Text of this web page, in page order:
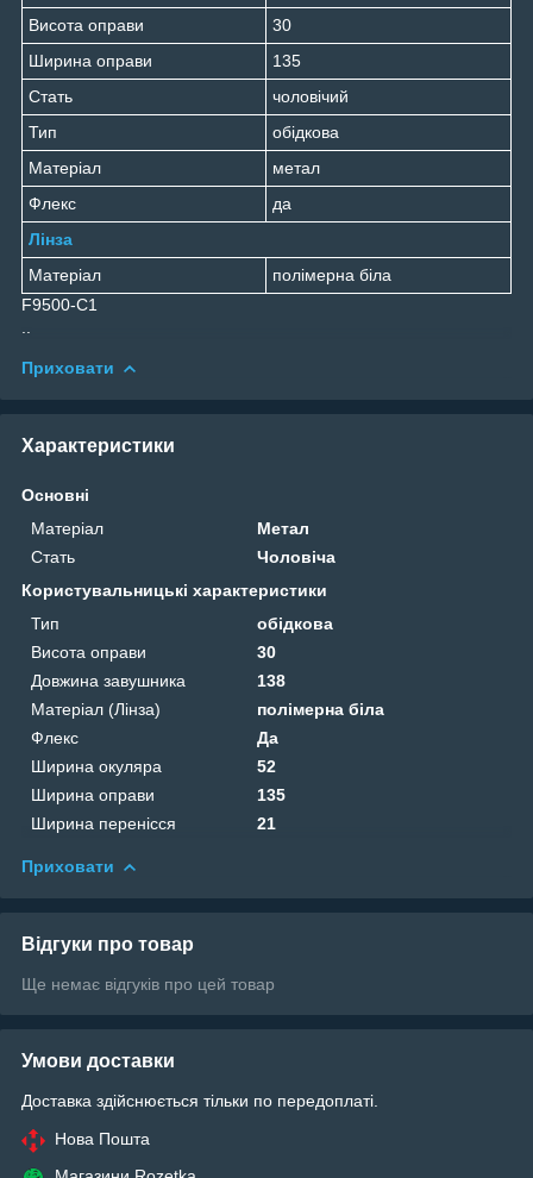
Висота оправи
30
Ширина оправи
135
Стать
чоловічий
Тип
обідкова
Матеріал
метал
Флекс
да
Лінза
Матеріал
полімерна біла
F9500-C1
Приховати
Характеристики
Основні
Матеріал
Метал
Стать
Чоловіча
Користувальницькі характеристики
Тип
обідкова
Висота оправи
30
Довжина завушника
138
Матеріал (Лінза)
полімерна біла
Флекс
Да
Ширина окуляра
52
Ширина оправи
135
Ширина перенісся
21
Приховати
Відгуки про товар
Ще немає відгуків про цей товар
Умови доставки
Доставка здійснюється тільки по передоплаті.
Нова Пошта